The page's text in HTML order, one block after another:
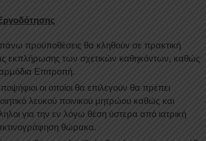
πάνω προϋποθέσεις θα κληθούν σε πρακτική
εκπλήρωσης των σχετικών καθηκόντων, καθώς
Επιτροπή.
οι οποίοι θα επιλεγούν θα πρέπει
λευκού ποινικού μητρώου καθώς και
για την εν λόγω θέση ύστερα από ιατρική
θώρακα.